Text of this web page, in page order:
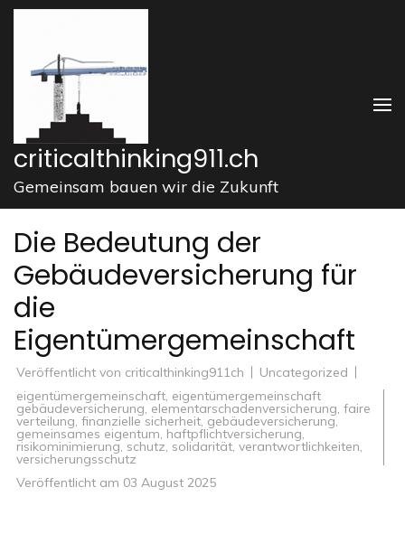
Zum
springen
drücken)
criticalthinking911.ch
Gemeinsam bauen wir die Zukunft
Die Bedeutung der
Gebäudeversicherung für
die
Eigentümergemeinschaft
Veröffentlicht von criticalthinking911ch
Uncategorized
eigentümergemeinschaft, eigentümergemeinschaft
gebäudeversicherung, elementarschadenversicherung, faire
verteilung, finanzielle sicherheit, gebäudeversicherung,
gemeinsames eigentum, haftpflichtversicherung,
risikominimierung, schutz, solidarität, verantwortlichkeiten,
versicherungsschutz
Veröffentlicht am 03 August 2025